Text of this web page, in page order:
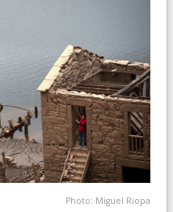
Photo: Miguel Riopa